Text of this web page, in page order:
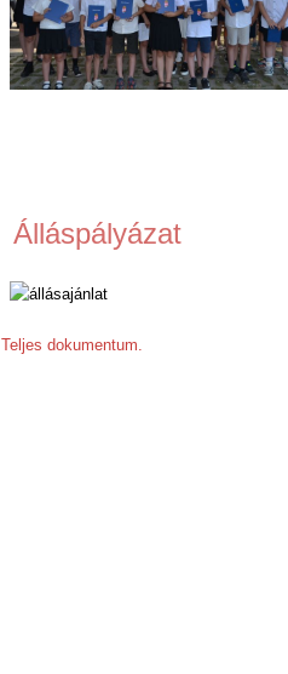
Álláspályázat
Teljes dokumentum.